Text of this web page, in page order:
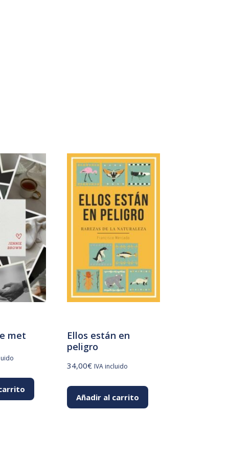
met
Ellos están en
peligro
34,00€ IVA incluido
Añadir al carrito